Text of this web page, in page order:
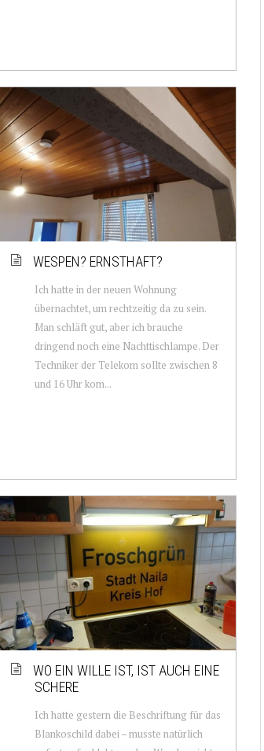
WESPEN? ERNSTHAFT?
Ich hatte in der neuen Wohnung
übernachtet, um rechtzeitig da zu sein.
Man schläft gut, aber ich brauche
dringend noch eine Nachttischlampe. Der
Techniker der Telekom sollte zwischen 8
und 16 Uhr kom...
WO EIN WILLE IST, IST AUCH EINE
SCHERE
Ich hatte gestern die Beschriftung für das
Blankoschild dabei – musste natürlich